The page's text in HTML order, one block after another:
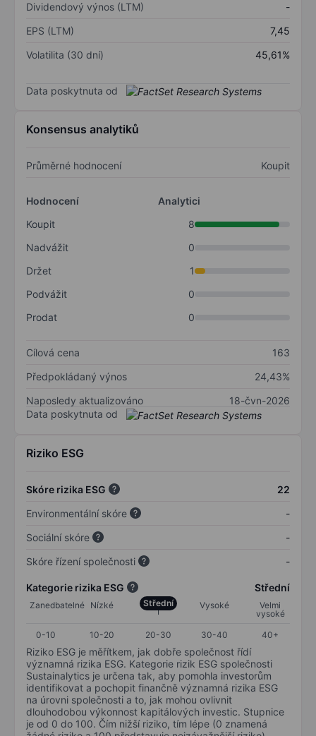
Dividendový výnos (LTM)
-
EPS (LTM)
7,45
Volatilita (30 dní)
45,61%
Data poskytnuta od
Konsensus analytiků
Průměrné hodnocení Koupit
Hodnocení
Analytici
Koupit
8
Nadvážit
0
Držet
1
Podvážit
0
Prodat
0
Cílová cena
163
Předpokládaný výnos
24,43%
Naposledy aktualizováno
18-čvn-2026
Data poskytnuta od
Riziko ESG
Skóre rizika ESG
22
Environmentální skóre
-
Sociální skóre
-
Skóre řízení společnosti
-
Kategorie rizika ESG Střední
Zanedbatelné Nízké Střední Vysoké
Velmi
vysoké
0-10
10-20 20-30 30-40 40+
Riziko ESG je měřítkem, jak dobře společnost řídí
významná rizika ESG. Kategorie rizik ESG společnosti
Sustainalytics je určena tak, aby pomohla investorům
identifikovat a pochopit finančně významná rizika ESG
na úrovni společnosti a to, jak mohou ovlivnit
dlouhodobou výkonnost kapitálových investic. Stupnice
je od 0 do 100. Čím nižší riziko, tím lépe (0 znamená